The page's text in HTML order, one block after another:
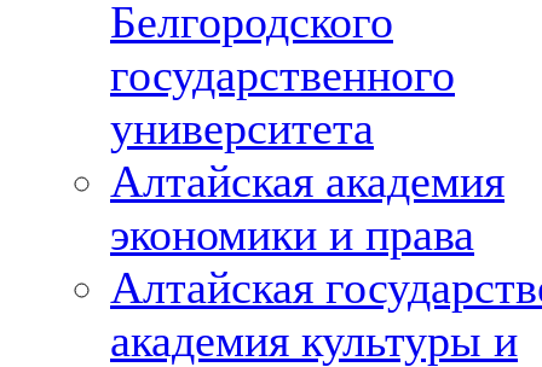
Белгородского
государственного
университета
Алтайская академия
экономики и права
Алтайская
академия культуры и